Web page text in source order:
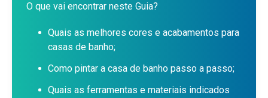
O que vai encontrar neste Guia?
Quais as melhores cores e acabamentos para
casas de banho;
Como pintar a casa de banho passo a passo;
Quais as ferramentas e materiais indicados